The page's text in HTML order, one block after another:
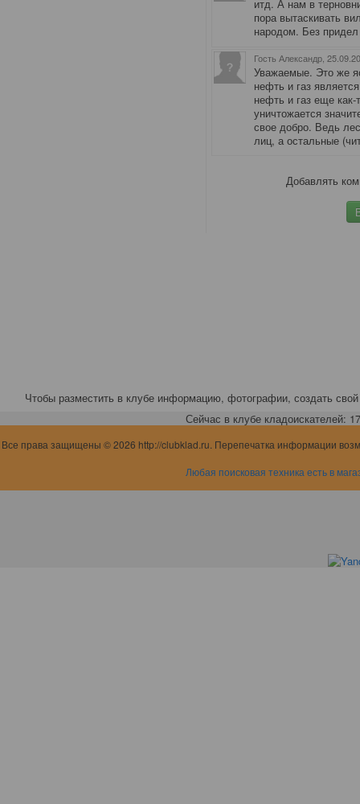
итд. А нам в
пора вытаскивать
народом. Без
Гость Александр ,
Уважаемые. Это же
нефть и газ
нефть и газ еще
уничтожается
свое добро. Ведь
лиц, а остальные
Добавлять
Чтобы разместить в клубе информацию, фотографии, создать свой
Сейчас в клубе кладоискателей:
Все права защищены © 2026 http://clubklad.ru. Перепечатка информации
Любая поисковая техника есть в